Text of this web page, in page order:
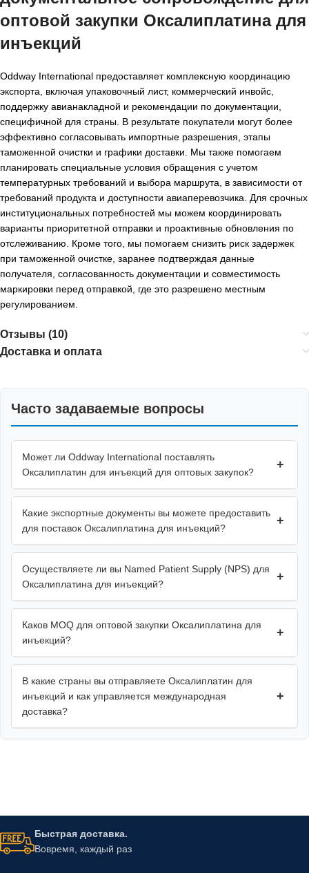
оптовой закупки Оксалиплатина для
инъекций
Oddway International предоставляет комплексную координацию
экспорта, включая упаковочный лист, коммерческий инвойс,
поддержку авианакладной и рекомендации по документации,
специфичной для страны. В результате покупатели могут более
эффективно согласовывать импортные разрешения, этапы
таможенной очистки и графики доставки. Мы также помогаем
планировать специальные условия обращения с учетом
температурных требований и выбора маршрута, в зависимости от
требований продукта и доступности авиаперевозчика. Для срочных
институциональных потребностей мы можем координировать
варианты приоритетной отправки и проактивные обновления по
отслеживанию. Кроме того, мы помогаем снизить риск задержек
при таможенной очистке, заранее подтверждая данные
получателя, согласованность документации и совместимость
маркировки перед отправкой, где это разрешено местным
регулированием.
Отзывы (10)
Доставка и оплата
Часто задаваемые вопросы
Может ли Oddway International поставлять
Оксалиплатин для инъекций для оптовых закупок?
+
Какие экспортные документы вы можете предоставить
для поставок Оксалиплатина для инъекций?
+
Осуществляете ли вы Named Patient Supply (NPS) для
Оксалиплатина для инъекций?
+
Каков MOQ для оптовой закупки Оксалиплатина для
инъекций?
+
В какие страны вы отправляете Оксалиплатин для
инъекций и как управляется международная
доставка?
+
Быстрая доставка.
Вовремя, каждый раз